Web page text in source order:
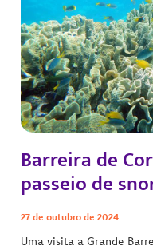
Barreira de
passeio de
27 de outubro de 2024
Uma visita a Grande